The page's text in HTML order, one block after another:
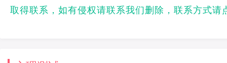
取得联系，如有侵权请联系我们删除，联系方式请